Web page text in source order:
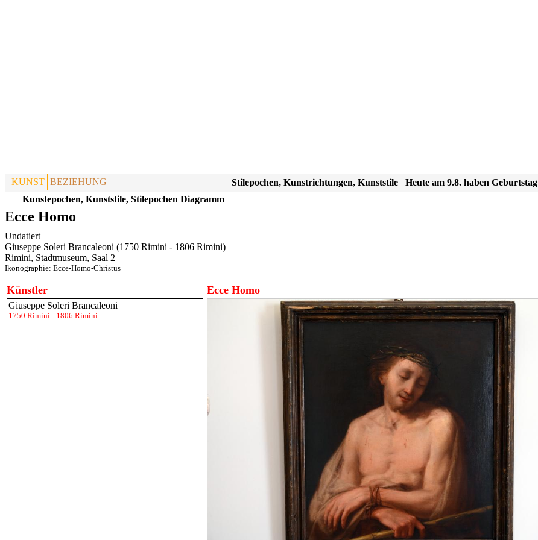
KUNST BEZIEHUNG Heute am 9.8. haben Geburtstag
Stilepochen, Kunstrichtungen, Kunststile
Kunstepochen, Kunststile, Stilepochen Diagramm
Ecce Homo
Undatiert
Giuseppe Soleri Brancaleoni (1750 Rimini - 1806 Rimini)
Rimini, Stadtmuseum, Saal 2
Ikonographie: Ecce-Homo-Christus
Künstler
Giuseppe Soleri Brancaleoni
1750 Rimini - 1806 Rimini
Ecce Homo